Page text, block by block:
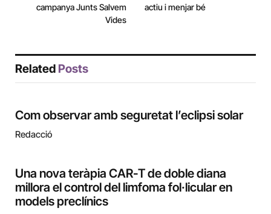
campanya Junts Salvem
Vides
actiu i menjar bé
Related Posts
Com observar amb seguretat l’eclipsi solar
Redacció
Una nova teràpia CAR-T de doble diana
millora el control del limfoma fol·licular en
models preclínics